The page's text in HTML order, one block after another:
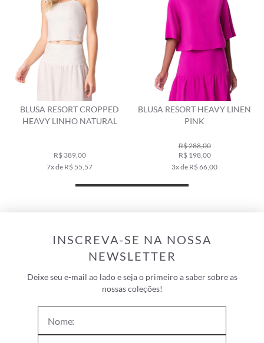
BLUSA RESORT CROPPED
HEAVY LINHO NATURAL
R$ 389,00
7x de R$ 55,57
BLUSA RESORT HEAVY LINEN
PINK
R$ 288,00
R$ 198,00
3x de R$ 66,00
INSCREVA-SE NA NOSSA
NEWSLETTER
Deixe seu e-mail ao lado e seja o primeiro a saber sobre as
nossas coleções!